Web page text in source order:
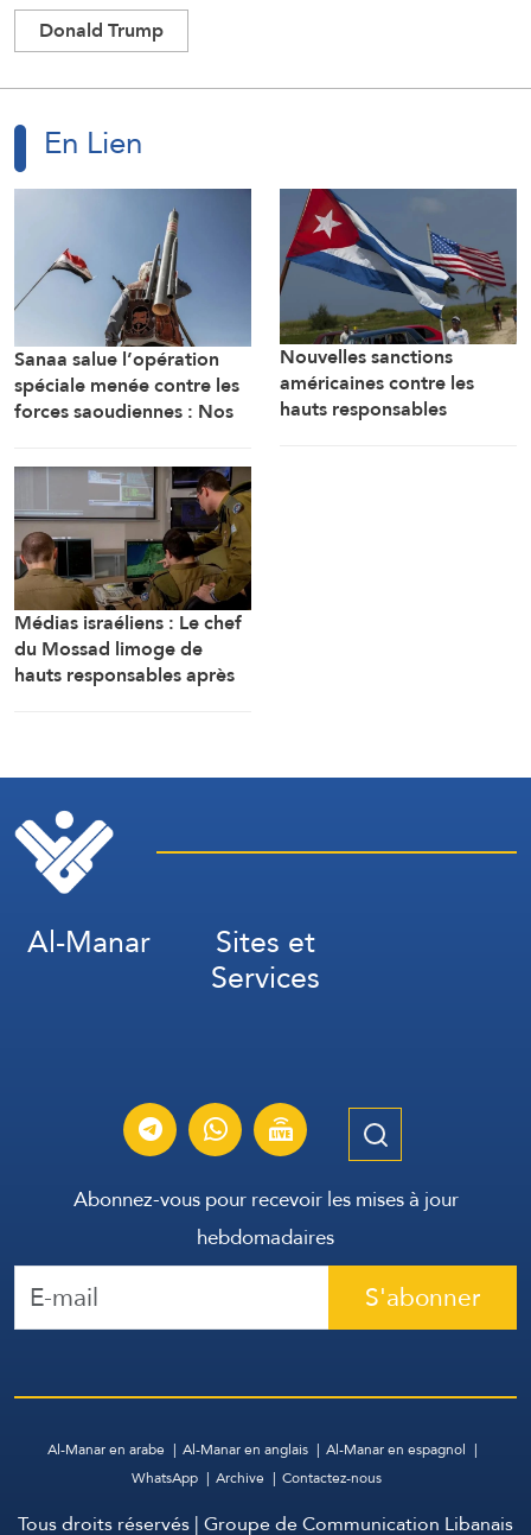
Donald Trump
En Lien
Sanaa salue l’opération
spéciale menée contre les
forces saoudiennes : Nos
Nouvelles sanctions
américaines contre les
hauts responsables
Médias israéliens : Le chef
du Mossad limoge de
hauts responsables après
Al-Manar Sites et
Services
Abonnez-vous pour recevoir les mises à jour
hebdomadaires
S'abonner
Al-Manar en arabe Al-Manar en anglais
Al-Manar en espagnol
WhatsApp
Archive Contactez-nous
Tous droits réservés | Groupe de Communication Libanais